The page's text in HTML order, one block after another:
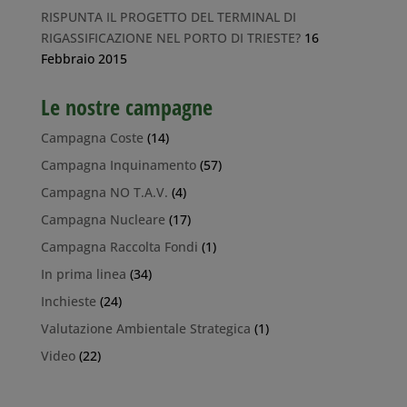
RISPUNTA IL PROGETTO DEL TERMINAL DI
RIGASSIFICAZIONE NEL PORTO DI TRIESTE? 16
Febbraio 2015
Le nostre campagne
Campagna Coste (14)
Campagna Inquinamento(57)
Campagna NO T.A.V. (4)
Campagna Nucleare (17)
Campagna Raccolta Fondi (1)
In prima linea (34)
Inchieste (24)
Valutazione Ambientale Strategica (1)
Video(22)